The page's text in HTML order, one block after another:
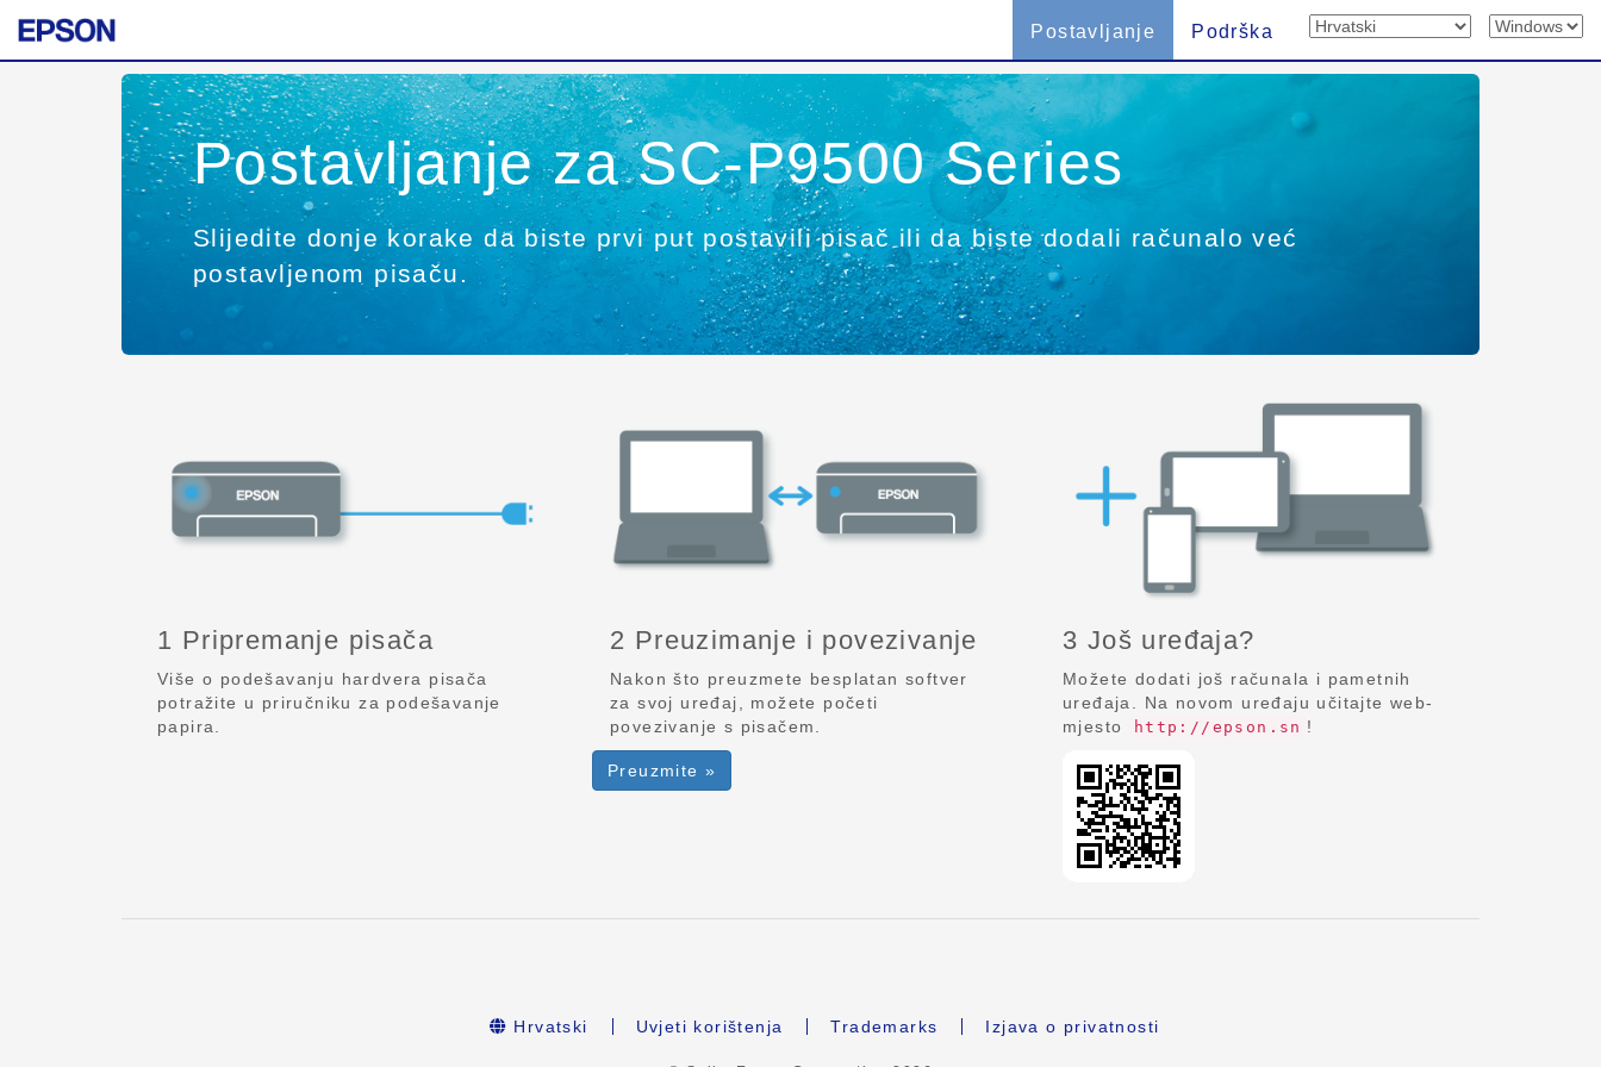
Postavljanje Podrška
Postavljanje za SC-P9500 Series
Slijedite donje korake da biste prvi put postavili pisač ili da biste dodali računalo već
postavljenom pisaču.
1 Pripremanje pisača
Više o podešavanju hardvera pisača
potražite u priručniku za podešavanje
papira.
2 Preuzimanje i povezivanje
Nakon što preuzmete besplatan softver
za svoj uređaj, možete početi
povezivanje s pisačem.
Preuzmite »
3 Još uređaja?
Možete dodati još računala i pametnih
uređaja. Na novom uređaju učitajte web-
mjesto
http://epson.sn !
Hrvatski Uvjeti korištenja Trademarks Izjava o privatnosti